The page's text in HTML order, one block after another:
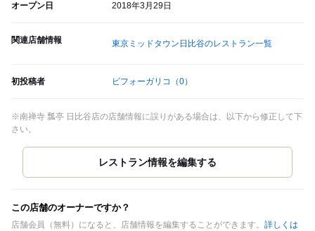
オープン日 2018年3月29日
関連店舗情報 東京ミッドタウン日比谷のレストラン一覧
初投稿者 ビフォーガリコ （0）
※南禅寺 瓢亭 日比谷店の店舗情報に誤りがある場合は、以下から修正して下
さい。
この店舗のオーナーですか？
店舗会員（無料）になると、店舗情報を編集することができます。 詳しくは